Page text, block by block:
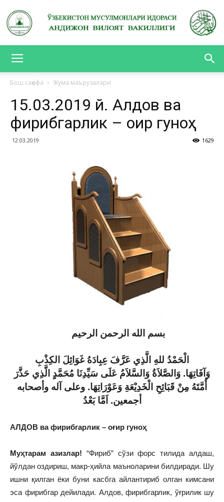
ВИЛОЯТ
Бош саҳифа Жума маърузалари
15.03.2019 й. Алдов ва
фирибгарлик – оғир гуноҳ
12.03.2019 1629
بسم الله الرحمن الرحيم
الْحَمْدُ للهِ الَّذِي عَرَّفَ عِبِادَهُ غَوَائِلَ الكِذْبِ
وَآفَاتِهَا. وَالصَّلاَةُ وَالسَّلاَمُ عَلَى سَيِّدِنَا مُحَمَّدٍ الَّذِي حَذَّرَ
أُمَّتَهُ مِنْ قَبَائِحِ الْخَدِيْعَةِ وَعَوْرَاتِهَا. وعلى آله وأصحابه
أجمعين. اَمَّا بَعْدُ
АЛДОВ ва фирибгарлик – оғир гуноҳ
Муҳтарам азизлар! “Фириб” сўзи форс тилида алдаш,
йўлдан оздириш, макр-ҳийла маъноларини билдиради. Шу
ишни қилган ёки буни касбга айлантириб олган кимсани
эса фирибгар дейилади. Алдов, фирибгарлик, ўғрилик шу